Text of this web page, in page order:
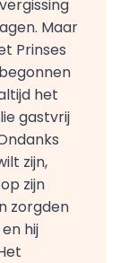
Maar
Prinses
het
gastvrij
zijn,
zijn
zorgden
hij